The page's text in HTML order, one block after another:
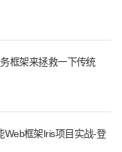
框架来拯救一下传统
Web框架Iris项目实战-登